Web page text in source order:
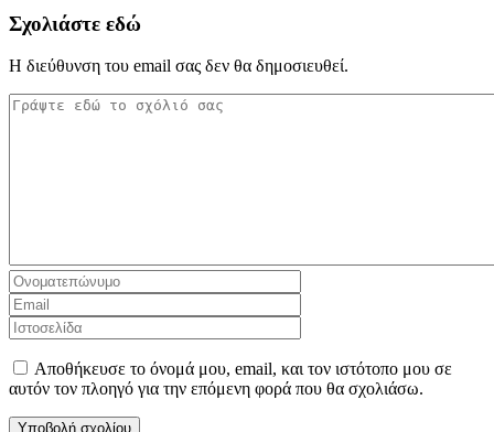
Σχολιάστε εδώ
Η διεύθυνση του email σας δεν θα δημοσιευθεί.
Αποθήκευσε το όνομά μου, email, και τον ιστότοπο μου σε
αυτόν τον πλοηγό για την επόμενη φορά που θα σχολιάσω.